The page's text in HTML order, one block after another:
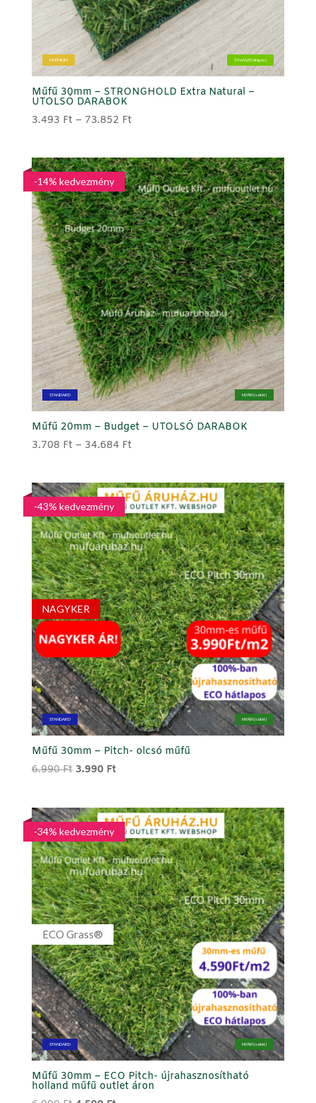
PRÉMIUM TAVASZI (világos)
Műfű 30mm – STRONGHOLD Extra Natural –
UTOLSÓ DARABOK
3.493 Ft – 73.852 FtÁrtartomány:
73.852 Ft
STANDARD NYÁRI (sötét)
-14% kedvezmény
Műfű 20mm – Budget – UTOLSÓ DARABOK
3.708 Ft – 34.684 FtÁrtartomány:
34.684 Ft
NAGYKER
STANDARD NYÁRI (sötét)
-43% kedvezmény
Műfű 30mm – Pitch- olcsó műfű
6.990Ft Original
6.990 Ft.
3.990 FtCurrent
3.990 Ft.
ECO Grass®
STANDARD NYÁRI (sötét)
-34% kedvezmény
Műfű 30mm – ECO Pitch- újrahasznosítható
holland műfű outlet áron